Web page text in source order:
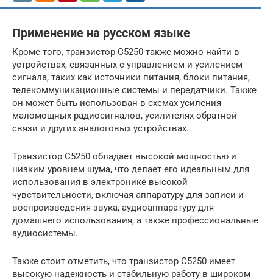
Применение на русском языке
Кроме того, транзистор C5250 также можно найти в
устройствах, связанных с управлением и усилением
сигнала, таких как источники питания, блоки питания,
телекоммуникационные системы и передатчики. Также
он может быть использован в схемах усиления
маломощных радиосигналов, усилителях обратной
связи и других аналоговых устройствах.
Транзистор C5250 обладает высокой мощностью и
низким уровнем шума, что делает его идеальным для
использования в электронике высокой
чувствительности, включая аппаратуру для записи и
воспроизведения звука, аудиоаппаратуру для
домашнего использования, а также профессиональные
аудиосистемы.
Также стоит отметить, что транзистор C5250 имеет
высокую надежность и стабильную работу в широком